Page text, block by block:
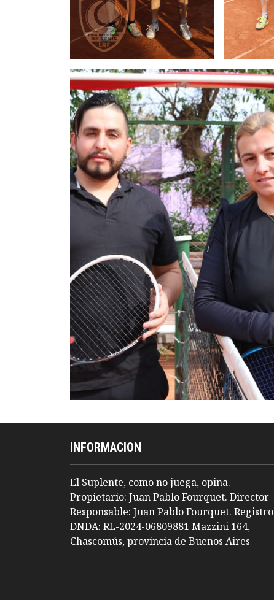
INFORMACION
El Suplente, como no juega, opina.
Propietario: Juan Pablo Fourquet. Director
Responsable: Juan Pablo Fourquet. Registro
DNDA: RL-2024-06809881 Mazzini 164,
Chascomús, provincia de Buenos Aires